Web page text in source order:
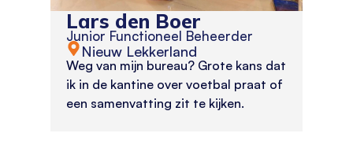
Lars den Boer
Junior Functioneel Beheerder
Nieuw Lekkerland
Weg van mijn bureau? Grote kans dat
ik in de kantine over voetbal praat of
een samenvatting zit te kijken.